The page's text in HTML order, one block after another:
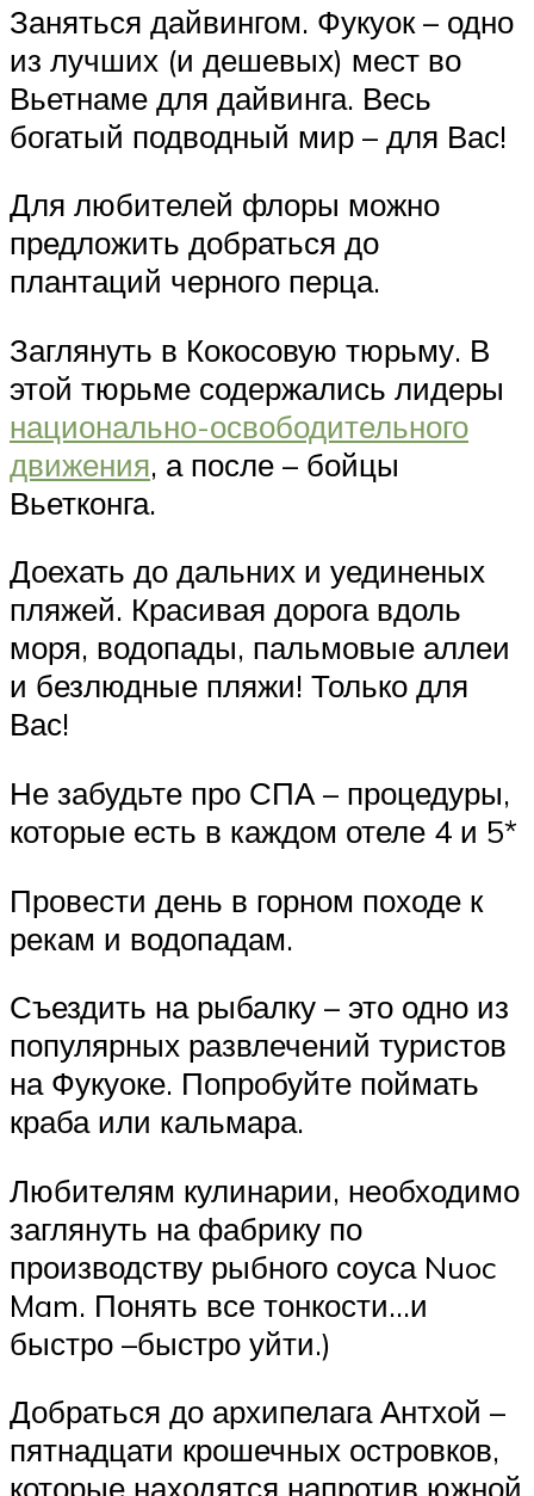
Заняться дайвингом. Фукуок – одно
из лучших (и дешевых) мест во
Вьетнаме для дайвинга. Весь
богатый подводный мир – для Вас!
Для любителей флоры можно
предложить добраться до
плантаций черного перца.
Заглянуть в Кокосовую тюрьму. В
этой тюрьме содержались лидеры
национально-освободительного
движения, а после – бойцы
Вьетконга.
Доехать до дальних и уединеных
пляжей. Красивая дорога вдоль
моря, водопады, пальмовые аллеи
и безлюдные пляжи! Только для
Вас!
Не забудьте про СПА – процедуры,
которые есть в каждом отеле 4 и 5*
Провести день в горном походе к
рекам и водопадам.
Съездить на рыбалку – это одно из
популярных развлечений туристов
на Фукуоке. Попробуйте поймать
краба или кальмара.
Любителям кулинарии, необходимо
заглянуть на фабрику по
производству рыбного соуса Nuoc
Mam. Понять все тонкости…и
быстро –быстро уйти.)
Добраться до архипелага Антхой –
пятнадцати крошечных островков,
которые находятся напротив южной